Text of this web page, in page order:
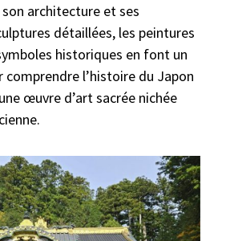
architecture et ses
détaillées, les peintures
historiques en font un
comprendre l’histoire du Japon
œuvre d’art sacrée nichée